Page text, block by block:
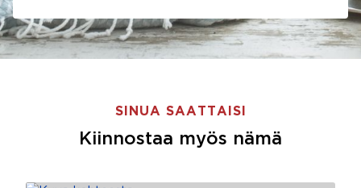
SINUA SAATTAISI
Kiinnostaa myös nämä